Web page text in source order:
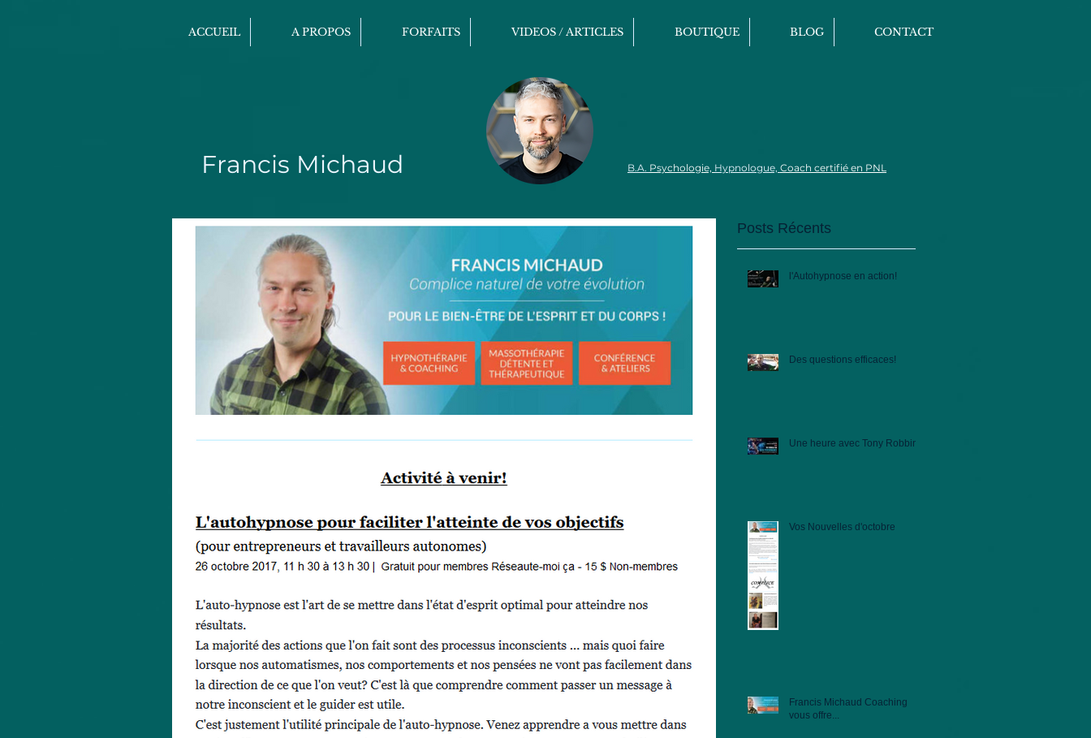
ACCUEIL A PROPOS FORFAITS VIDEOS / ARTICLES BOUTIQUE BLOG CONTACT
Francis Michaud B.A. Psychologie, Hypnologue, Coach certifié en PNL
Posts Récents
l'Autohypnose en action!
Des questions efficaces!
Une heure avec Tony Robbins
Vos Nouvelles d'octobre
Francis Michaud Coaching
vous offre...